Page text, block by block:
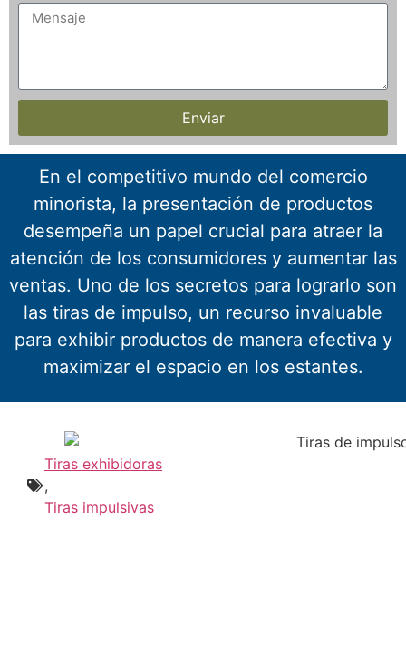
Enviar
En el competitivo mundo del comercio
minorista, la presentación de productos
desempeña un papel crucial para atraer la
atención de los consumidores y aumentar las
ventas. Uno de los secretos para lograrlo son
las tiras de impulso, un recurso invaluable
para exhibir productos de manera efectiva y
maximizar el espacio en los estantes.
Tiras exhibidoras
,
Tiras impulsivas